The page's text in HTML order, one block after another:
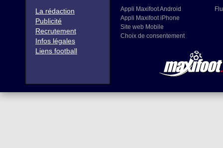
La rédaction
Publicité
Recrutement
Infos légales
Liens football
Appli Maxifoot Android
Appli Maxifoot iPhone
Site web Mobile
Choix de consentement